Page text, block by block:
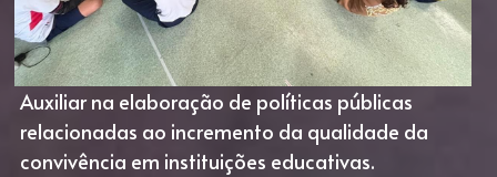
Auxiliar na elaboração de políticas públicas
relacionadas ao incremento da qualidade da
convivência em instituições educativas.